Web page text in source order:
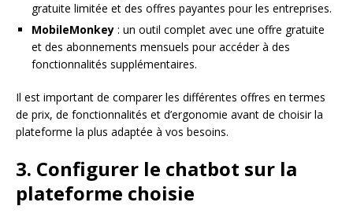
gratuite limitée et des offres payantes pour les entreprises.
MobileMonkey : un outil complet avec une offre gratuite
et des abonnements mensuels pour accéder à des
fonctionnalités supplémentaires.
Il est important de comparer les différentes offres en termes
de prix, de fonctionnalités et d’ergonomie avant de choisir la
plateforme la plus adaptée à vos besoins.
3. Configurer le chatbot sur la
plateforme choisie